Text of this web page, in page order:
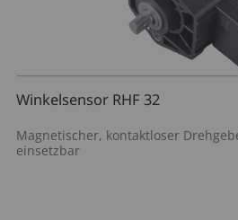
Winkelsensor RHF 32
Magnetischer, kontaktloser
einsetzbar